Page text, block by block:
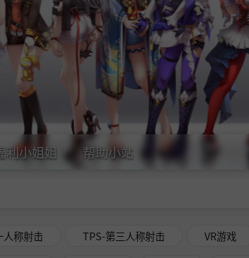
利小姐姐 帮助小站
人称射击 TPS-第三人称射击 VR游戏